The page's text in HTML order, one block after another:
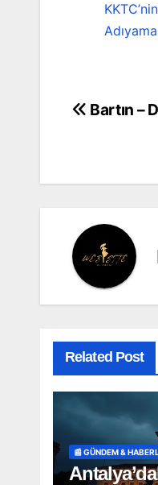
Yazı
Bartın –
Related Post
📰 GÜNDEM &